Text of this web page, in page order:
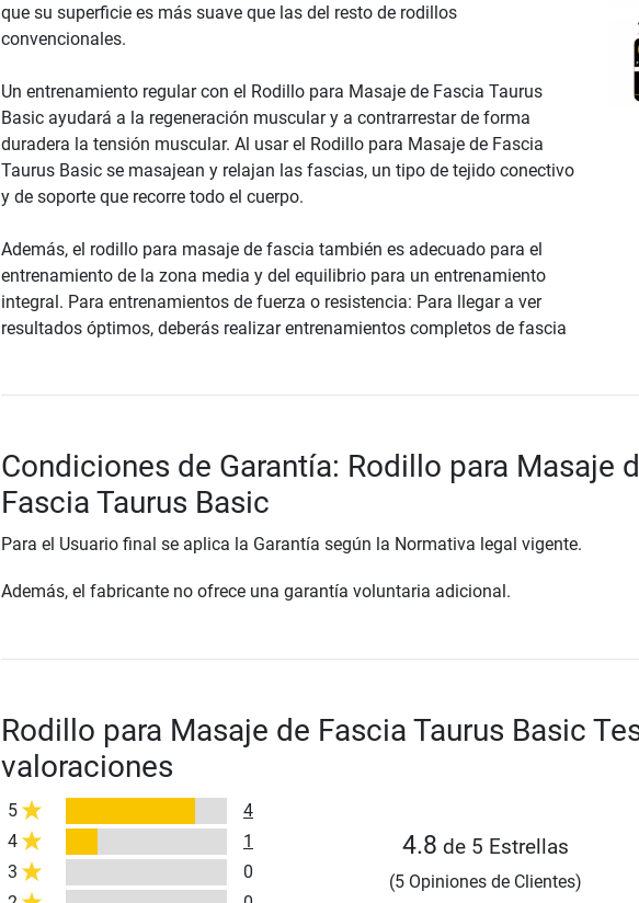
que su superficie es más suave que las del resto de rodillos
convencionales.
Un entrenamiento regular con el Rodillo para Masaje de Fascia Taurus
Basic ayudará a la regeneración muscular y a contrarrestar de forma
duradera la tensión muscular. Al usar el Rodillo para Masaje de Fascia
Taurus Basic se masajean y relajan las fascias, un tipo de tejido conectivo
y de soporte que recorre todo el cuerpo.
Además, el rodillo para masaje de fascia también es adecuado para el
entrenamiento de la zona media y del equilibrio para un entrenamiento
integral. Para entrenamientos de fuerza o resistencia: Para llegar a ver
resultados óptimos, deberás realizar entrenamientos completos de fascia
Condiciones de Garantía: Rodillo para Masaje
Fascia Taurus Basic
Para el Usuario final se aplica la Garantía según la Normativa legal vigente.
Además, el fabricante no ofrece una garantía voluntaria adicional.
Rodillo para Masaje de Fascia Taurus Basic
valoraciones
5
4
4
1
3
0
4.8 de 5 Estrellas
(5 Opiniones de Clientes)